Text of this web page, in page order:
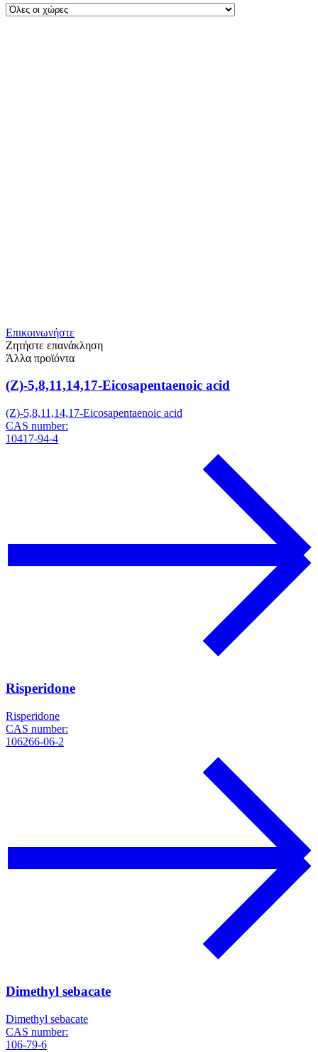
Επικοινωνήστε
Ζητήστε επανάκληση
Άλλα προϊόντα
(Z)-5,8,11,14,17-Eicosapentaenoic acid
(Z)-5,8,11,14,17-Eicosapentaenoic acid
CAS number:
10417-94-4
Risperidone
Risperidone
CAS number:
106266-06-2
Dimethyl sebacate
Dimethyl sebacate
CAS number:
106-79-6